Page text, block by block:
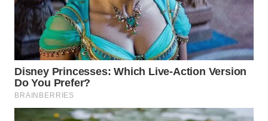
WN
KARAWANG
WN
BEKASI
BOGOR